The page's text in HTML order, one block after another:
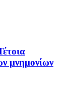
μνημονίων